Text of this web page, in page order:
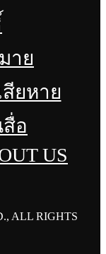
าย
ยหาย
สื่อ
US
ALL RIGHTS